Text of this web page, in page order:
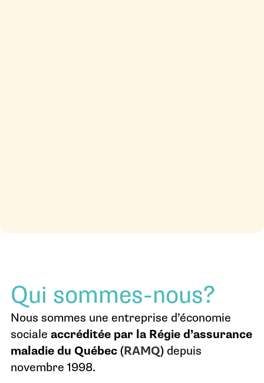
Qui sommes-nous?
Nous sommes une entreprise d’économie
sociale accréditée par la Régie d’assurance
maladie du Québec (RAMQ)depuis
novembre 1998.